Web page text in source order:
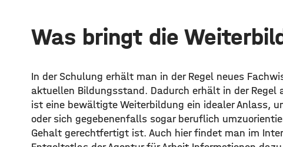
Was bringt die
In der Schulung erhält man in der Regel neues
aktuellen Bildungsstand. Dadurch erhält in der Regel
ist eine bewältigte Weiterbildung ein idealer Anlass,
oder sich gegebenenfalls sogar beruflich
Gehalt gerechtfertigt ist. Auch hier findet man im